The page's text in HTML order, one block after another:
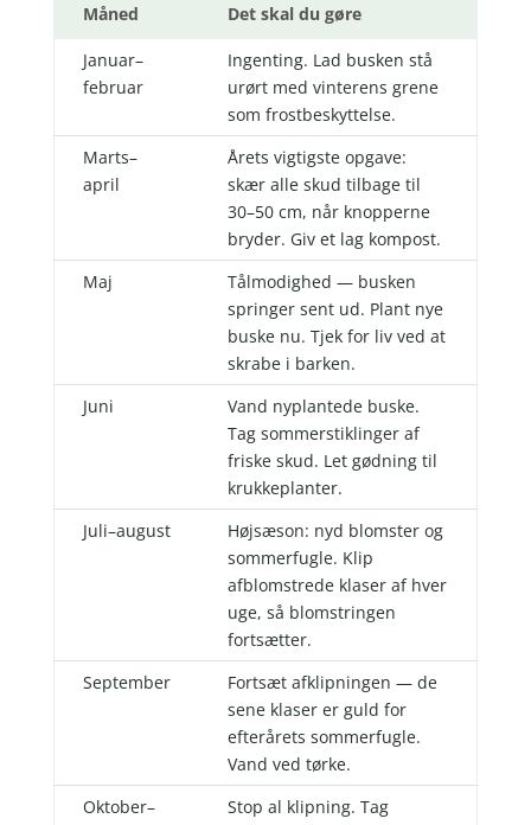
Måned Det skal du gøre
Januar–
februar
Ingenting. Lad busken stå
urørt med vinterens grene
som frostbeskyttelse.
Marts–
april
Årets vigtigste opgave:
skær alle skud tilbage til
30–50 cm, når knopperne
bryder. Giv et lag kompost.
Maj
Tålmodighed — busken
springer sent ud. Plant nye
buske nu. Tjek for liv ved at
skrabe i barken.
Juni
Vand nyplantede buske.
Tag sommerstiklinger af
friske skud. Let gødning til
krukkeplanter.
Juli–august
Højsæson: nyd blomster og
sommerfugle. Klip
afblomstrede klaser af hver
uge, så blomstringen
fortsætter.
September
Fortsæt afklipningen — de
sene klaser er guld for
efterårets sommerfugle.
Vand ved tørke.
Oktober–
Stop al klipning. Tag